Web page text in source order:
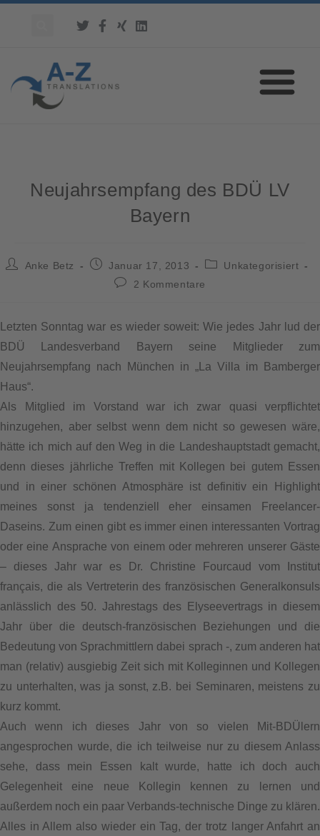
Neujahrsempfang des BDÜ LV
Bayern
Anke Betz Januar 17, 2013
Unkategorisiert
2 Kommentare
Letzten Sonntag war es wieder soweit: Wie jedes Jahr lud der
BDÜ Landesverband Bayern seine Mitglieder zum
Neujahrsempfang nach München in „La Villa im Bamberger
Haus“.
Als Mitglied im Vorstand war ich zwar quasi verpflichtet
hinzugehen, aber selbst wenn dem nicht so gewesen wäre,
hätte ich mich auf den Weg in die Landeshauptstadt gemacht,
denn dieses jährliche Treffen mit Kollegen bei gutem Essen
und in einer schönen Atmosphäre ist definitiv ein Highlight
meines sonst ja tendenziell eher einsamen Freelancer-
Daseins. Zum einen gibt es immer einen interessanten Vortrag
oder eine Ansprache von einem oder mehreren unserer Gäste
– dieses Jahr war es Dr. Christine Fourcaud vom Institut
français, die als Vertreterin des französischen Generalkonsuls
anlässlich des 50. Jahrestags des Elyseevertrags in diesem
Jahr über die deutsch-französischen Beziehungen und die
Bedeutung von Sprachmittlern dabei sprach -, zum anderen hat
man (relativ) ausgiebig Zeit sich mit Kolleginnen und Kollegen
zu unterhalten, was ja sonst, z.B. bei Seminaren, meistens zu
kurz kommt.
Auch wenn ich dieses Jahr von so vielen Mit-BDÜlern
angesprochen wurde, die ich teilweise nur zu diesem Anlass
sehe, dass mein Essen kalt wurde, hatte ich doch auch
Gelegenheit eine neue Kollegin kennen zu lernen und
außerdem noch ein paar Verbands-technische Dinge zu klären.
Alles in Allem also wieder ein Tag, der trotz langer Anfahrt an